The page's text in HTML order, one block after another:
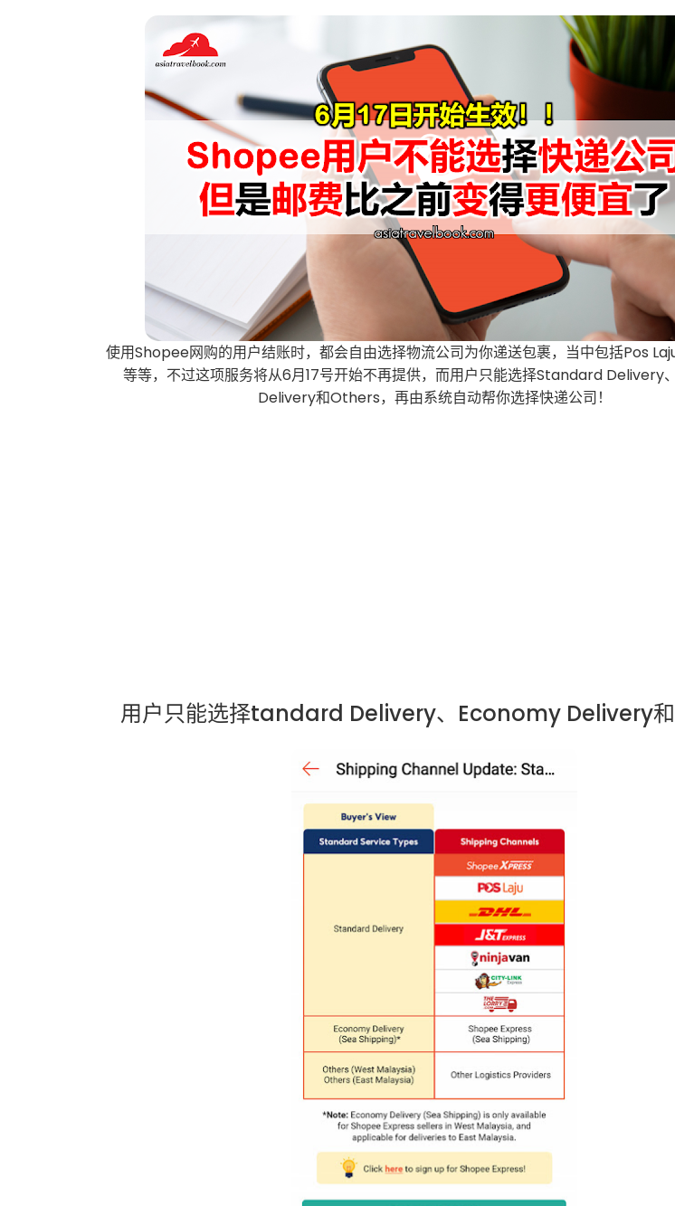
使用Shopee网购的用户结账时，都会自由选择物流公司为你递送包裹，当中包括Pos
等等，不过这项服务将从6月17号开始不再提供，而用户只能选择Standard Delivery
Delivery和Others，再由系统自动帮你选择快递公司！
用户只能选择tandard Delivery、Economy Delivery